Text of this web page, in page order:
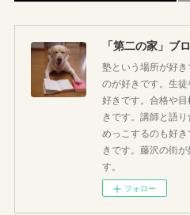
塾という場所が好
のが好きです。生
好きです。合格や
きです。講師と語
めっこするのも好
きです。藤沢の街
す。
フォロー